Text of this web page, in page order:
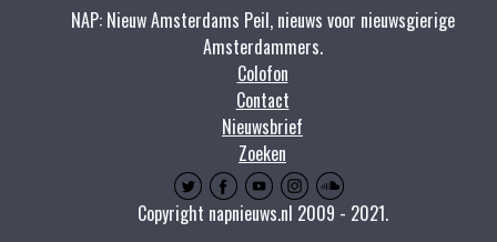
NAP: Nieuw Amsterdams Peil, nieuws voor nieuwsgierige
Amsterdammers.
Colofon
Contact
Nieuwsbrief
Zoeken
Copyright napnieuws.nl 2009 - 2021.